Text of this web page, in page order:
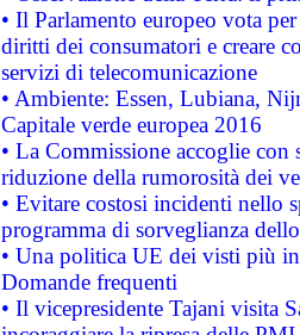
• Il Parlamento europeo vota
diritti dei consumatori e creare
servizi di telecomunicazione
• Ambiente: Essen, Lubiana,
Capitale verde europea 2016
• La Commissione accoglie
riduzione della rumorosità dei
• Evitare costosi incidenti nello
programma di sorveglianza
• Una politica UE dei visti più
Domande frequenti
• Il vicepresidente Tajani visita